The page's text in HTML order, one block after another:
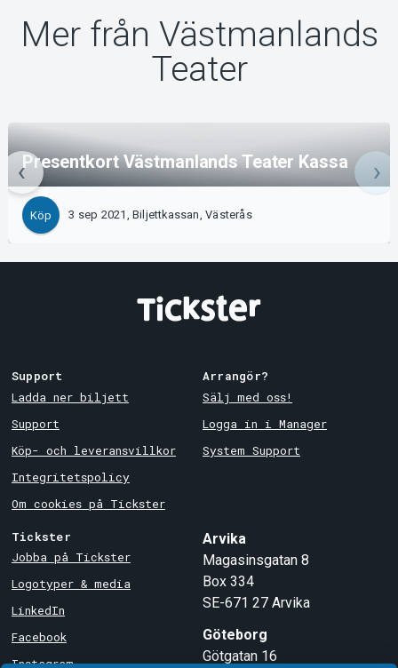
Mer från Västmanlands
Teater
Presentkort Västmanlands Teater Kassa
Köp 3 sep 2021, Biljettkassan, Västerås
Support
Ladda ner biljett
Support
Köp- och leveransvillkor
Integritetspolicy
Om cookies på Tickster
Arrangör?
Sälj med oss!
Logga in i Manager
System Support
Tickster
Jobba på Tickster
Logotyper & media
LinkedIn
Facebook
Instagram
Arvika
Magasinsgatan 8
Box 334
SE-671 27 Arvika
Göteborg
Götgatan 16